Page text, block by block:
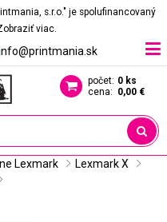
s.r.o." je spolufinancovaný
viac.
počet: 0 ks
cena: 0,00 €
Lexmark
Lexmark X